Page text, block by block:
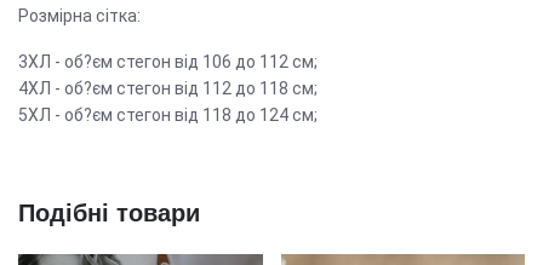
Розмірна сітка:
3ХЛ - об?єм стегон від 106 до 112 см;
4ХЛ - об?єм стегон від 112 до 118 см;
5ХЛ - об?єм стегон від 118 до 124 см;
Подібні товари